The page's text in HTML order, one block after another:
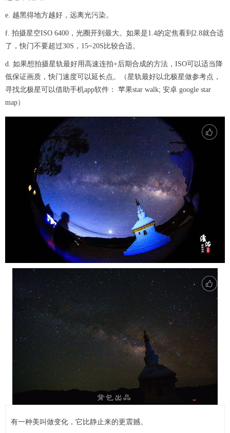
e. 越黑得地方越好，远离光污染。
f. 拍摄星空ISO 6400，光圈开到最大。如果是1.4的定焦看到2.8就合适
了，快门不要超过30S，15~20S比较合适。
d. 如果想拍摄星轨最好用高速连拍+后期合成的方法，ISO可以适当降
低保证画质，快门速度可以延长点。（星轨最好以北极星做参考点，
寻找北极星可以借助手机app软件： 苹果star walk; 安卓 google star
map）
有一种美叫做变化，它比静止来的更震撼。